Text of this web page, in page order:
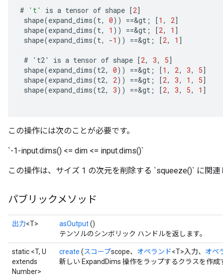
# 't' is a tensor of shape [2]
shape(expand_dims(t, 0)) ==&gt ; [1 , 2]
shape(expand_dims(t, 1 )) ==&gt ; [2, 1 ]
shape(expand_dims(t, -1 )) ==&gt ; [2, 1 ]
# ' t2' is a tensor of shape [2, 3, 5]
shape(expand_dims(t2, 0)) ==&gt ; [1 , 2, 3, 5]
shape(expand_dims(t2, 2)) ==&gt ; [2, 3, 1 , 5]
shape(expand_dims(t2, 3)) ==&gt ; [2, 3, 5, 1 ]
この操作には次のことが必要です。
`-1-input.dims() <= dim <= input.dims()`
この操作は、サイズ 1 の次元を削除する `squeeze()` に関連
パブリックメソッド
出力<T> asOutput()
テンソルのシンボリック ハンドルを返します。
static <T, U
extends
Number>
create (スコープscope、 オペランド<T>入力、 オペ
新しい ExpandDims 操作をラップするクラスを作